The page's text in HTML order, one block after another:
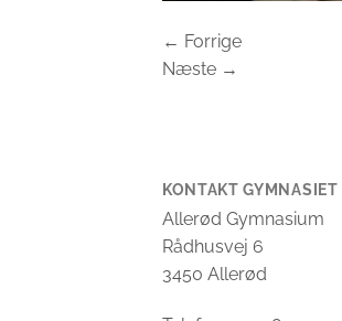
← Forrige
Næste →
KONTAKT GYMNASIET
Allerød Gymnasium
Rådhusvej 6
3450 Allerød